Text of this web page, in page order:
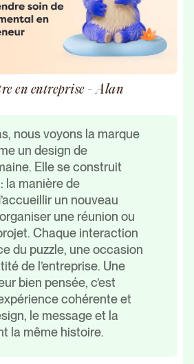
en entreprise - Alan
nous voyons la marque
un design de
Elle se construit
la manière de
un nouveau
une réunion ou
Chaque interaction
du puzzle, une occasion
de l’entreprise. Une
bien pensée, c’est
cohérente et
le message et la
la même histoire.